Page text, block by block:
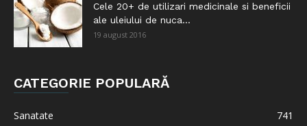
Cele 20+ de utilizari medicinale si beneficii
ale uleiului de nuca...
19 august 2016
CATEGORIE POPULARĂ
Sanatate
741